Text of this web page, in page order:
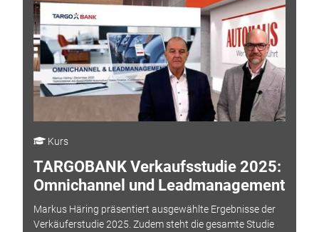
Kurs
TARGOBANK Verkaufsstudie 2025:
Omnichannel und Leadmanagement
Markus Häring präsentiert ausgewählte Ergebnisse der
Verkäuferstudie 2025. Zudem steht die gesamte Studie